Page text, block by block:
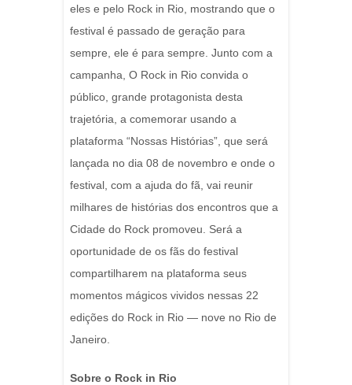
eles e pelo Rock in Rio, mostrando que o
festival é passado de geração para
sempre, ele é para sempre. Junto com a
campanha, O Rock in Rio convida o
público, grande protagonista desta
trajetória, a comemorar usando a
plataforma “Nossas Histórias”, que será
lançada no dia 08 de novembro e onde o
festival, com a ajuda do fã, vai reunir
milhares de histórias dos encontros que a
Cidade do Rock promoveu. Será a
oportunidade de os fãs do festival
compartilharem na plataforma seus
momentos mágicos vividos nessas 22
edições do Rock in Rio — nove no Rio de
Janeiro.
Sobre o Rock in Rio